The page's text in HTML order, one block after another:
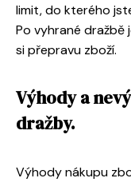
limit, do kterého
Po vyhrané
si přepravu zboží.
Výhody a
dražby.
Výhody nákupu